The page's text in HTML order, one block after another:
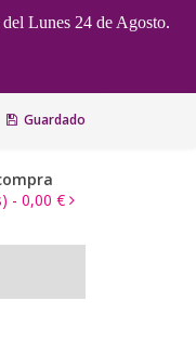
Lunes 24 de Agosto.
Guardado
- 0,00 €